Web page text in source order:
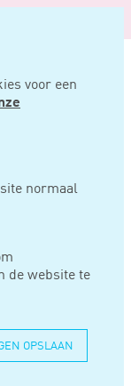
voor een
normaal
de website te
OPSLAAN
aangepast
gelden